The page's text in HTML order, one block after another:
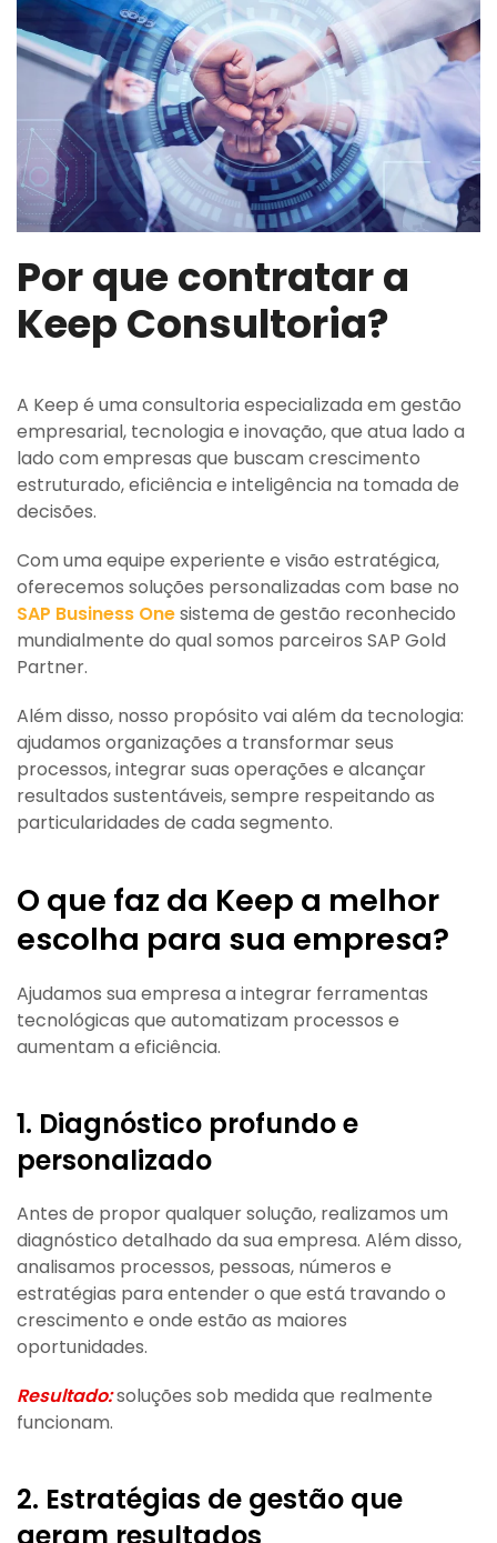
Por que contratar a
Keep Consultoria?
A Keep é uma consultoria especializada em gestão
empresarial, tecnologia e inovação, que atua lado a
lado com empresas que buscam crescimento
estruturado, eficiência e inteligência na tomada de
decisões.
Com uma equipe experiente e visão estratégica,
oferecemos soluções personalizadas com base no
SAP Business Onesistema de gestão reconhecido
mundialmente do qual somos parceiros SAP Gold
Partner.
Além disso, nosso propósito vai além da tecnologia:
ajudamos organizações a transformar seus
processos, integrar suas operações e alcançar
resultados sustentáveis, sempre respeitando as
particularidades de cada segmento.
O que faz da Keep a melhor
escolha para sua empresa?
Ajudamos sua empresa a integrar ferramentas
tecnológicas que automatizam processos e
aumentam a eficiência.
1. Diagnóstico profundo e
personalizado
Antes de propor qualquer solução, realizamos um
diagnóstico detalhado da sua empresa. Além disso,
analisamos processos, pessoas, números e
estratégias para entender o que está travando o
crescimento e onde estão as maiores
oportunidades.
Resultado:soluções sob medida que realmente
funcionam.
2. Estratégias de gestão que